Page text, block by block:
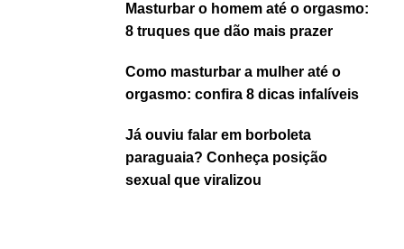
Masturbar o homem até o orgasmo:
8 truques que dão mais prazer
Como masturbar a mulher até o
orgasmo: confira 8 dicas infalíveis
Já ouviu falar em borboleta
paraguaia? Conheça posição
sexual que viralizou